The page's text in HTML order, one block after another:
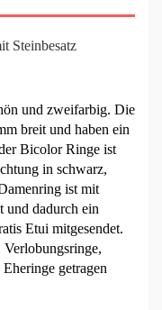
Steinbesatz
und zweifarbig. Die
breit und haben ein
Bicolor Ringe ist
in schwarz,
ist mit
und dadurch ein
Etui mitgesendet.
getragen